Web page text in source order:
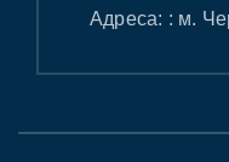
Адреса: : м.